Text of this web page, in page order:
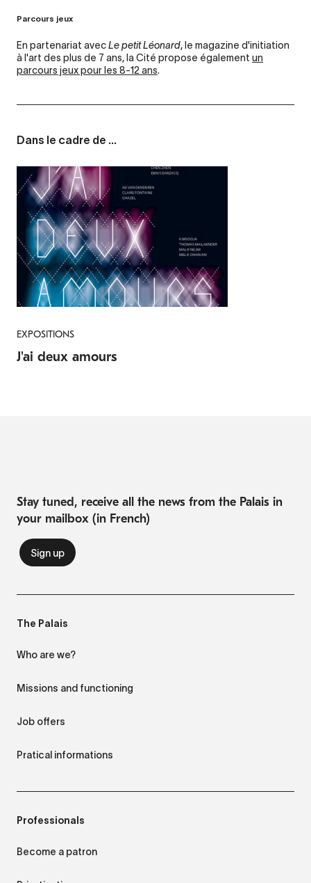
Parcours jeux
En partenariat avecLe petit Léonard, le magazine d'initiation
à l'art des plus de 7 ans, la Cité propose également un
parcours jeux pour les 8-12 ans.
Dans le cadre de ...
EXPOSITIONS
J'ai deux amours
Stay tuned, receive all the news from the Palais in
your mailbox (in French)
The Palais
Who are we?
Missions and functioning
Job offers
Pratical informations
Professionals
Become a patron